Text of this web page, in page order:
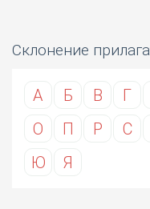
Склонение
А Б В Г
О
П Р С
Ю
Я